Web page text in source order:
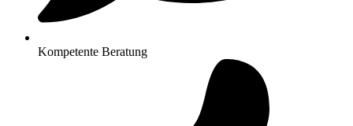
Kompetente Beratung